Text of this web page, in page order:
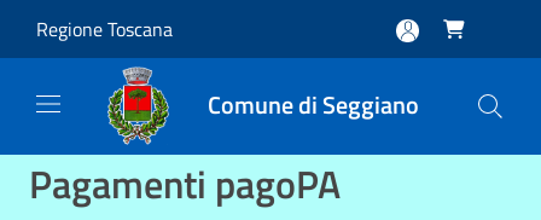
Regione Toscana 
Comune di Seggiano
Pagamenti pagoPA